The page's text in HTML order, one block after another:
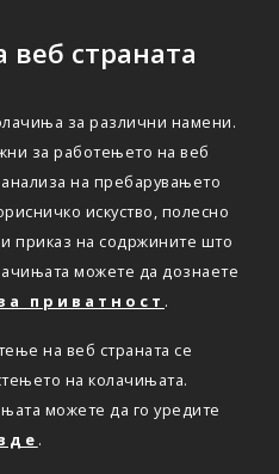
страната
за различни намени.
за работењето на веб
на пребарувањето
искуство, полесно
приказ на содржините што
можете да дознаете
приватност .
на веб страната се
на колачињата.
можете да го уредите
.